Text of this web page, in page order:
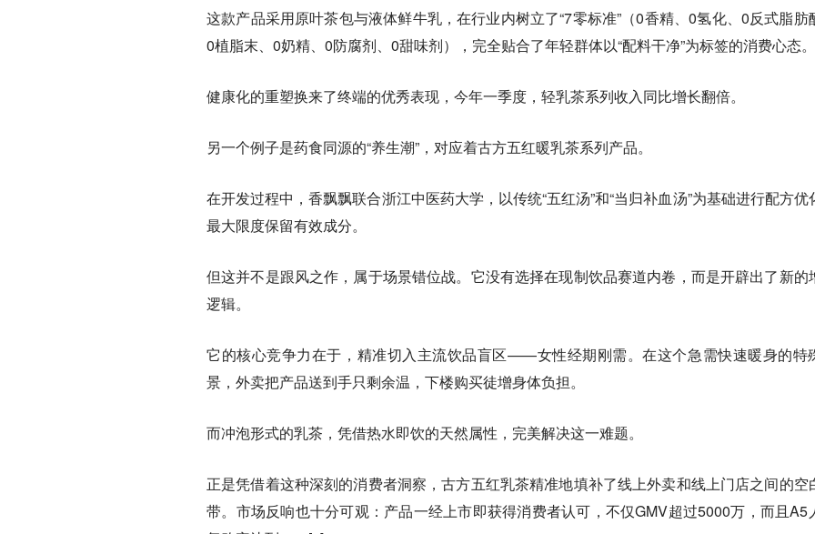
这款产品采用原叶茶包与液体鲜牛乳，在行业内树立了“7零标准”（0香精、0氢化、0反式脂肪
0植脂末、0奶精、0防腐剂、0甜味剂），完全贴合了年轻群体以“配料干净”为标签的消费心态。
健康化的重塑换来了终端的优秀表现，今年一季度，轻乳茶系列收入同比增长翻倍。
另一个例子是药食同源的“养生潮”，对应着古方五红暖乳茶系列产品。
在开发过程中，香飘飘联合浙江中医药大学，以传统“五红汤”和“当归补血汤”为基础进行配方优
最大限度保留有效成分。
但这并不是跟风之作，属于场景错位战。它没有选择在现制饮品赛道内卷，而是开辟出了新的
逻辑。
它的核心竞争力在于，精准切入主流饮品盲区——女性经期刚需。在这个急需快速暖身的特
景，外卖把产品送到手只剩余温，下楼购买徒增身体负担。
而冲泡形式的乳茶，凭借热水即饮的天然属性，完美解决这一难题。
正是凭借着这种深刻的消费者洞察，古方五红乳茶精准地填补了线上外卖和线上门店之间的空
带。市场反响也十分可观：产品一经上市即获得消费者认可，不仅GMV超过5000万，而且A5